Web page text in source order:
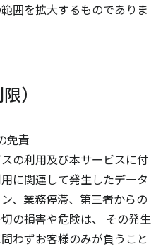
囲を拡大するものでありま
）
免責
の利用及び本サービスに付
に関連して発生したデータ
、業務停滞、第三者からの
の損害や危険は、 その発生
わずお客様のみが負うこと